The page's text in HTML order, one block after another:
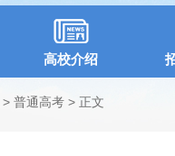
高校介绍
> 普通高考 > 正文